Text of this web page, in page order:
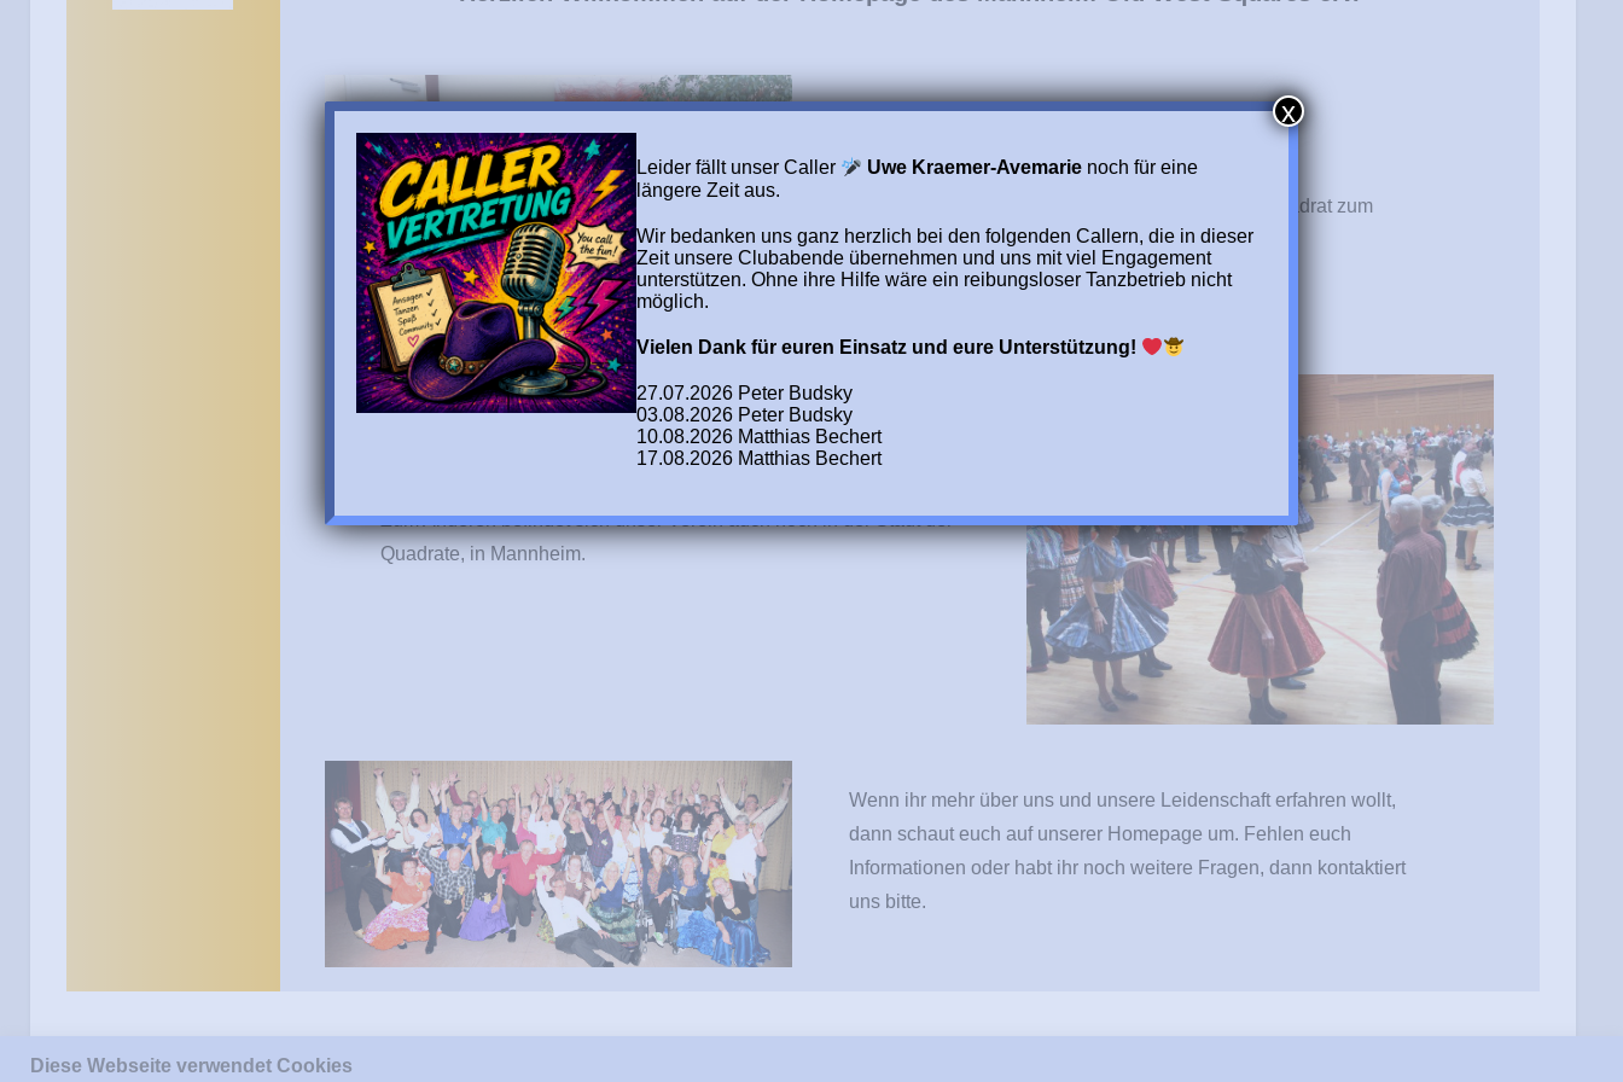
Zum Einen sind da vier Paare, die sich in einem Quadrat zum
Tanzen nach Ansage aufstellen.
Zum Anderen befindet sich unser Verein auch noch in der Stadt der
Quadrate, in Mannheim.
Wenn ihr mehr über uns und unsere Leidenschaft erfahren wollt,
dann schaut euch auf unserer Homepage um. Fehlen euch
Informationen oder habt ihr noch weitere Fragen, dann kontaktiert
uns bitte.
Diese Webseite verwendet Cookies
Leider fällt unser Caller Uwe Kraemer-Avemarie noch für eine
längere Zeit aus.
Wir bedanken uns ganz herzlich bei den folgenden Callern, die in dieser
Zeit unsere Clubabende übernehmen und uns mit viel Engagement
unterstützen. Ohne ihre Hilfe wäre ein reibungsloser Tanzbetrieb nicht
möglich.
Vielen Dank für euren Einsatz und eure Unterstützung!
27.07.2026 Peter Budsky
03.08.2026 Peter Budsky
10.08.2026 Matthias Bechert
17.08.2026 Matthias Bechert
x